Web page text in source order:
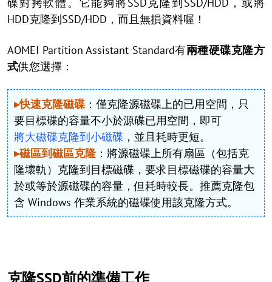
HDD克隆到SSD/HDD，而且無損資料喔！
AOMEI Partition Assistant Standard有兩種硬碟克隆方
式供您選擇：
▸快速克隆磁碟 ：僅克隆源磁碟上的已用空間，只
要目標碟的容量不小於源碟已用空間，即可
將大磁碟克隆到小磁碟 ，並且耗時更短。
▸磁區到磁區克隆 ：將源磁碟上所有扇區（包括克
隆壞軌）克隆到目標磁碟，要求目標磁碟的容量大
於或等於源磁碟的容量，但耗時較長。推薦克隆包
含 Windows 作業系統的磁碟使用該克隆方式。
克隆SSD前的準備工作